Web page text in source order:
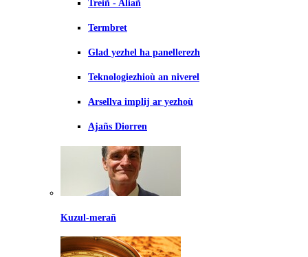
Treiñ - Aliañ
Termbret
Glad yezhel ha panellerezh
Teknologiezhioù an niverel
Arsellva implij ar yezhoù
Ajañs Diorren
Kuzul-merañ